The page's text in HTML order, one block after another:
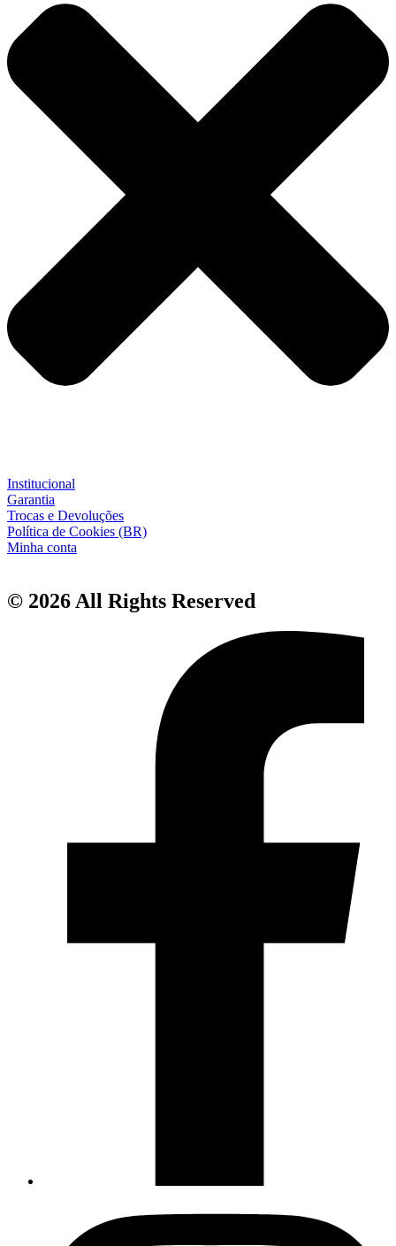
Institucional
Garantia
Trocas e Devoluções
Política de Cookies (BR)
Minha conta
© 2026 All Rights Reserved